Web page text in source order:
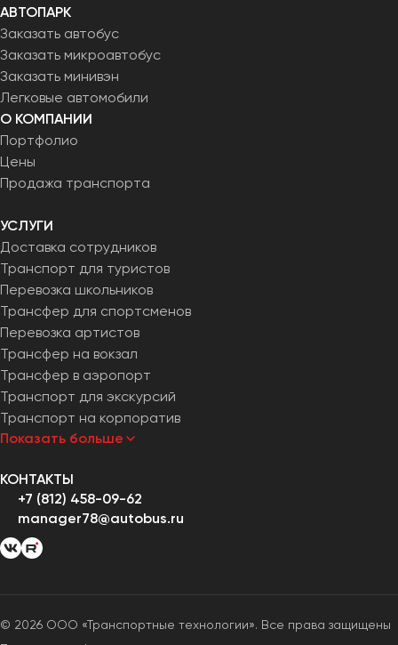
АВТОПАРК
Заказать автобус
Заказать микроавтобус
Заказать минивэн
Легковые автомобили
О КОМПАНИИ
Портфолио
Цены
Продажа транспорта
УСЛУГИ
Доставка сотрудников
Транспорт для туристов
Перевозка школьников
Трансфер для спортсменов
Перевозка артистов
Трансфер на вокзал
Трансфер в аэропорт
Транспорт для экскурсий
Транспорт на корпоратив
Показать больше
КОНТАКТЫ
+7 (812) 458-09-62
manager78@autobus.ru
© 2026 ООО «Транспортные технологии». Все права защищены